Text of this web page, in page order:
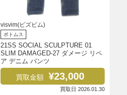
visvim(ビズビム)
ボトムス
21SS SOCIAL SCULPTURE 01
SLIM DAMAGED-27 ダメージ リペ
ア デニム パンツ
買取金額 ¥23,000
買取日 2026.01.30